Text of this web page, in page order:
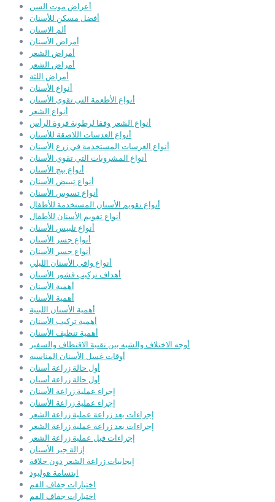
أعراض موت السن
أفضل مسكن للأسنان
ألم الاسنان
أمراض الأسنان
أمراض الشعر
أمراض الشعر
أمراض اللثة
أنواع الأسنان
أنواع الأطعمة التي تقوي الأسنان
أنواع الشعر
أنواع الشعر وفقا لرطوبة فروة الرأس
أنواع العدسات اللاصقة للأسنان
أنواع الغرسات المستخدمة في زرع الأسنان
أنواع المشروبات التي تقوي الأسنان
أنواع بنج الأسنان
أنواع تبييض الأسنان
أنواع تسوس الأسنان
أنواع تقويم الأسنان المستخدمة للأطفال
أنواع تقويم الأسنان للأطفال
أنواع تلبيس الأسنان
أنواع جسر الأسنان
أنواع جسر الأسنان
أنواع واقي الأسنان الليلي
أهداف تركيب قشور الأسنان
أهمية الأسنان
أهمية الأسنان
أهمية الأسنان اللبنية
أهمية تركيب الأسنان
أهمية تنظيف الأسنان
أوجه الاختلاف والشبه بين تقنية الاقتطاف والسفير
أوقات غسل الأسنان المناسبة
أول حالة زراعة أسنان
أول حالة زراعة أسنان
إجراء عملية زراعة الأسنان
إجراء عملية زراعة الأسنان
إجراءات بعد زراعة عملية زراعة الشعر
إجراءات بعد زراعة عملية زراعة الشعر
إجراءات قبل عملية زراعة الشعر
إزالة جير الأسنان
إيجابيات زراعة الشعر دون حلاقة
ابتسامة هوليود
اختبارات جفاف الفم
اختبارات جفاف الفم